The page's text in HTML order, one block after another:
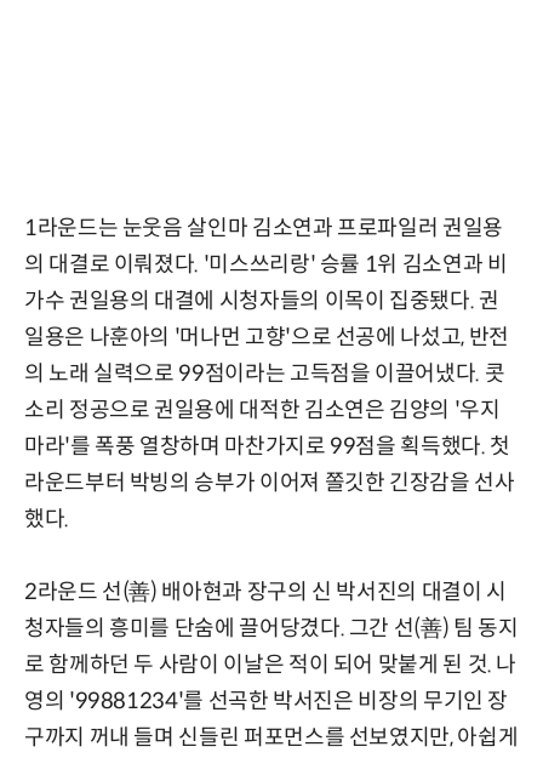
1라운드는 눈웃음 살인마 김소연과 프로파일러 권일용
의 대결로 이뤄졌다. '미스쓰리랑' 승률 1위 김소연과 비
가수 권일용의 대결에 시청자들의 이목이 집중됐다. 권
일용은 나훈아의 '머나먼 고향'으로 선공에 나섰고, 반전
의 노래 실력으로 99점이라는 고득점을 이끌어냈다. 콧
소리 정공으로 권일용에 대적한 김소연은 김양의 '우지
마라'를 폭풍 열창하며 마찬가지로 99점을 획득했다. 첫
라운드부터 박빙의 승부가 이어져 쫄깃한 긴장감을 선사
했다.
2라운드 선(善) 배아현과 장구의 신 박서진의 대결이 시
청자들의 흥미를 단숨에 끌어당겼다. 그간 선(善) 팀 동지
로 함께하던 두 사람이 이날은 적이 되어 맞붙게 된 것. 나
영의 '99881234'를 선곡한 박서진은 비장의 무기인 장
구까지 꺼내 들며 신들린 퍼포먼스를 선보였지만, 아쉽게